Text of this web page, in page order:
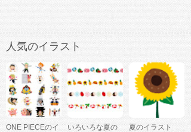
人気のイラスト
ONE PIECEのイ
いろいろな夏の
夏のイラスト